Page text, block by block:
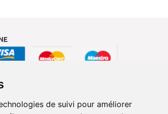
de suivi pour améliorer